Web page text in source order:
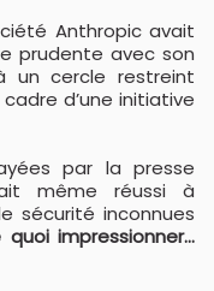
Anthropic avait
prudente avec son
un cercle restreint
d’une initiative
par la presse
même réussi à
sécurité inconnues
quoi impressionner…